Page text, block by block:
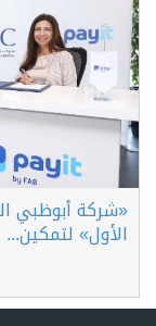
«شركة أبوظبي
الأول» لتمكين...